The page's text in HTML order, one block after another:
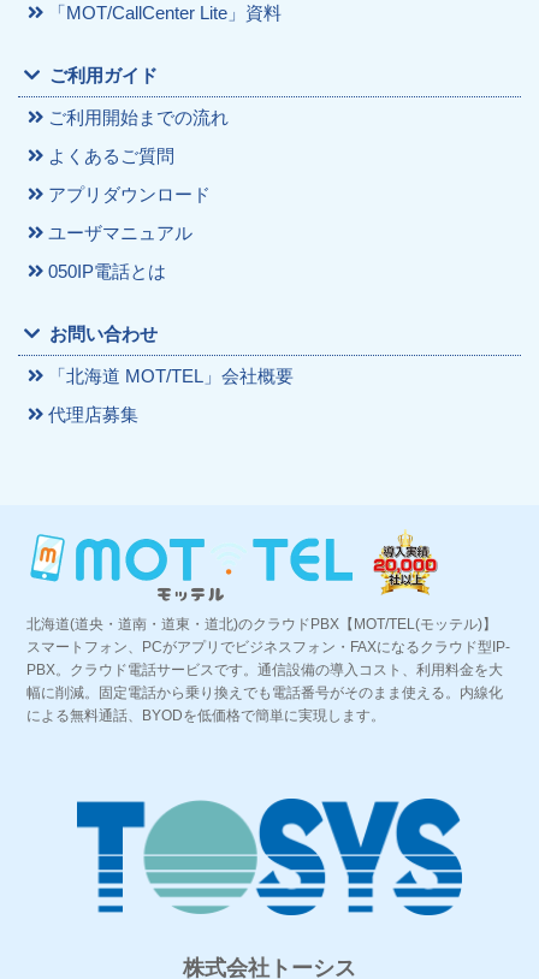
「MOT/CallCenter Lite」資料
ご利用ガイド
ご利用開始までの流れ
よくあるご質問
アプリダウンロード
ユーザマニュアル
050IP電話とは
お問い合わせ
「北海道 MOT/TEL」会社概要
代理店募集
北海道(道央・道南・道東・道北)のクラウドPBX【MOT/TEL(モッテル)】
スマートフォン、PCがアプリでビジネスフォン・FAXになるクラウド型IP-
PBX。クラウド電話サービスです。通信設備の導入コスト、利用料金を大
幅に削減。固定電話から乗り換えでも電話番号がそのまま使える。内線化
による無料通話、BYODを低価格で簡単に実現します。
株式会社トーシス